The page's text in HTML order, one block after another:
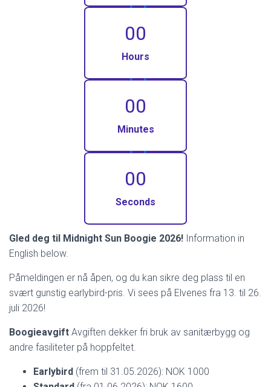
00
Hours
00
Minutes
00
Seconds
Gled deg til Midnight Sun Boogie 2026! Information in
English below.
Påmeldingen er nå åpen, og du kan sikre deg plass til en
svært gunstig earlybird-pris. Vi sees på Elvenes fra 13. til 26.
juli 2026!
Boogieavgift Avgiften dekker fri bruk av sanitærbygg og
andre fasiliteter på hoppfeltet.
Earlybird (frem til 31.05.2026): NOK 1000